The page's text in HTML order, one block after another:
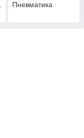
Пневматика